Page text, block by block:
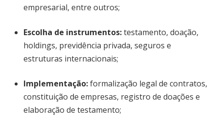
empresarial, entre outros;
Escolha de instrumentos:testamento, doação,
holdings, previdência privada, seguros e
estruturas internacionais;
Implementação:formalização legal de contratos,
constituição de empresas, registro de doações e
elaboração de testamento;